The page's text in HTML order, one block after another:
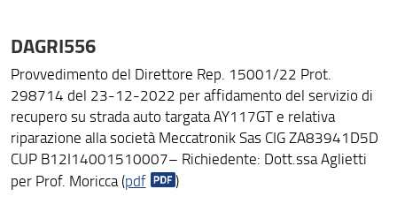
DAGRI556
Provvedimento del Direttore Rep. 15001/22 Prot.
298714 del 23-12-2022 per affidamento del servizio di
recupero su strada auto targata AY117GT e relativa
riparazione alla società Meccatronik Sas CIG ZA83941D5D
CUP B12I14001510007– Richiedente: Dott.ssa Aglietti
per Prof. Moricca (pdf )
Persone
Struttura e sedi
Bandi di gara e avvisi
AlumniUnifi Agraria